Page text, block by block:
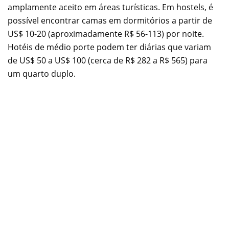
amplamente aceito em áreas turísticas. Em hostels, é
possível encontrar camas em dormitórios a partir de
US$ 10-20 (aproximadamente R$ 56-113) por noite.
Hotéis de médio porte podem ter diárias que variam
de US$ 50 a US$ 100 (cerca de R$ 282 a R$ 565) para
um quarto duplo.